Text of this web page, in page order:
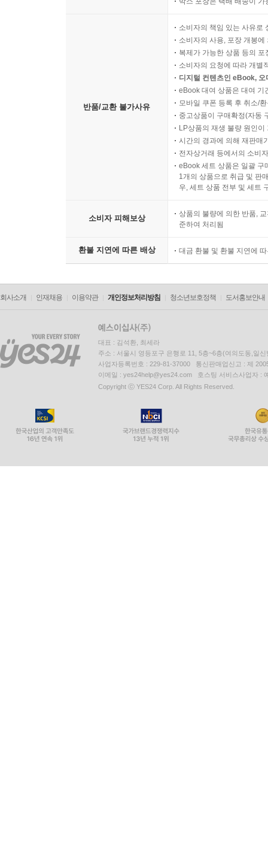
반품/교환 불가사유
소비자의 책임 있는 사유로
소비자의 사용, 포장 개봉
복제가 가능한 상품 등의
소비자의 요청에 따라 개별
디지털 컨텐츠인 eBook,
eBook 대여 상품은 대여 기
모바일 쿠폰 등록 후 취소/
중고상품이 구매확정(자동
LP상품의 재생 불량 원인
시간의 경과에 의해 재판매
전자상거래 등에서의 소비
eBook 세트 상품은 일괄 구
1개의 상품으로 취급 및 판
우, 세트 상품 전부 및 세트
소비자 피해보상
상품의 불량에 의한 반품,
준하여 처리됨
환불 지연에 따른 배상 대금 환불 및 환불 지연에
회사소개 인재채용 이용약관 개인정보처리방침 청소년보호정책 도서홍보안내
대표 : 김석환, 최세라
주소 : 서울시 영등포구 은행로 11, 5층~6층(여의도동,일신
사업자등록번호 : 229-81-37000 통신판매업신고 : 제
이메일 : yes24help@yes24.com 호스팅 서비스사업자 :
Copyright ⓒ YES24 Corp. All Rights Reserved.